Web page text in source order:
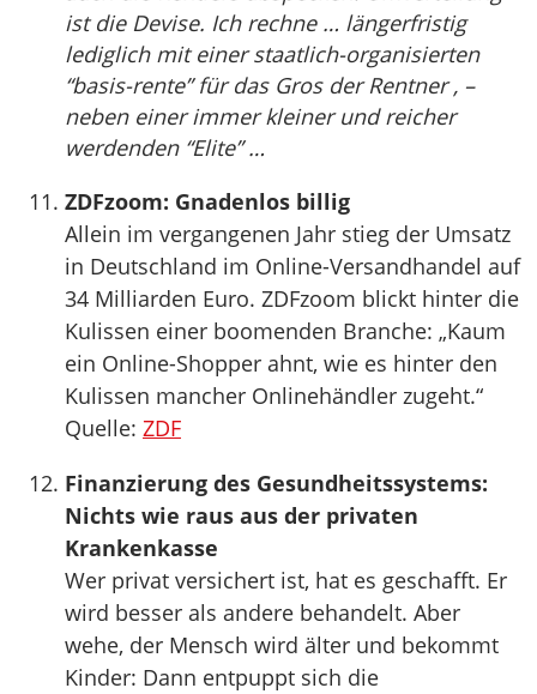
ist die Devise. Ich rechne … längerfristig
lediglich mit einer staatlich-organisierten
“basis-rente” für das Gros der Rentner , –
neben einer immer kleiner und reicher
werdenden “Elite” …
ZDFzoom: Gnadenlos billig
Allein im vergangenen Jahr stieg der Umsatz
in Deutschland im Online-Versandhandel auf
34 Milliarden Euro. ZDFzoom blickt hinter die
Kulissen einer boomenden Branche: „Kaum
ein Online-Shopper ahnt, wie es hinter den
Kulissen mancher Onlinehändler zugeht.“
Quelle: ZDF
Finanzierung des Gesundheitssystems:
Nichts wie raus aus der privaten
Krankenkasse
Wer privat versichert ist, hat es geschafft. Er
wird besser als andere behandelt. Aber
wehe, der Mensch wird älter und bekommt
Kinder: Dann entpuppt sich die